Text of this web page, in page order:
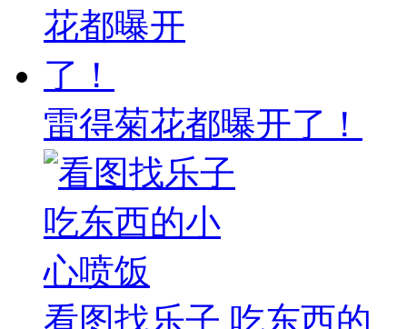
雷得菊花都曝开了！
看图找乐子 吃东西的